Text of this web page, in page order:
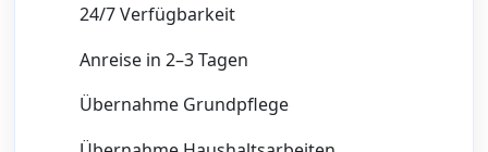
24/7 Verfügbarkeit
Anreise in 2–3 Tagen
Übernahme Grundpflege